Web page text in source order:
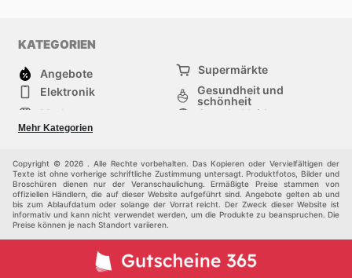
KATEGORIEN
Angebote
Supermärkte
Elektronik
Gesundheit und
schönheit
Mode
Sportbekleidung
Baumarkt
Mehr Kategorien
Copyright © 2026 . Alle Rechte vorbehalten. Das Kopieren oder Vervielfältigen der
Texte ist ohne vorherige schriftliche Zustimmung untersagt. Produktfotos, Bilder und
Broschüren dienen nur der Veranschaulichung. Ermäßigte Preise stammen von
offiziellen Händlern, die auf dieser Website aufgeführt sind. Angebote gelten ab und
bis zum Ablaufdatum oder solange der Vorrat reicht. Der Zweck dieser Website ist
informativ und kann nicht verwendet werden, um die Produkte zu beanspruchen. Die
Preise können je nach Standort variieren.